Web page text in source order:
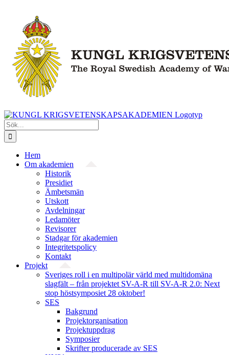
innehållet
Sök
efter:
Hem
Om akademien
Historik
Presidiet
Ämbetsmän
Utskott
Avdelningar
Ledamöter
Revisorer
Stadgar för akademien
Integritetspolicy
Kontakt
Projekt
Sveriges roll i en multipolär värld med multidomäna
slagfält – från projektet SV-A-R till SV-A-R 2.0: Next
stop höstsymposiet 28 oktober!
SES
Bakgrund
Projekt­organisation
Projektuppdrag
Symposier
Skrifter producerade av SES